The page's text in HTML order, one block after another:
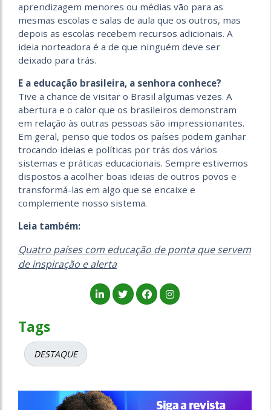
aprendizagem menores ou médias vão para as
mesmas escolas e salas de aula que os outros, mas
depois as escolas recebem recursos adicionais. A
ideia norteadora é a de que ninguém deve ser
deixado para trás.
E a educação brasileira, a senhora conhece?
Tive a chance de visitar o Brasil algumas vezes. A
abertura e o calor que os brasileiros demonstram
em relação às outras pessoas são impressionantes.
Em geral, penso que todos os países podem ganhar
trocando ideias e políticas por trás dos vários
sistemas e práticas educacionais. Sempre estivemos
dispostos a acolher boas ideias de outros povos e
transformá-las em algo que se encaixe e
complemente nosso sistema.
Leia também:
Quatro países com educação de ponta que servem
de inspiração e alerta
Tags
DESTAQUE